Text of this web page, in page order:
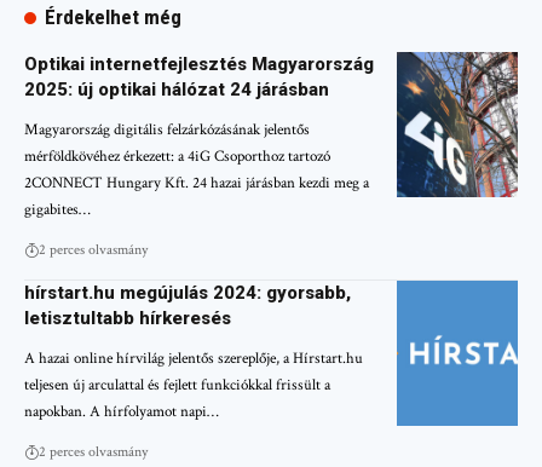
Érdekelhet még
Optikai internetfejlesztés Magyarország
2025: új optikai hálózat 24 járásban
Magyarország digitális felzárkózásának jelentős
mérföldkövéhez érkezett: a 4iG Csoporthoz tartozó
2CONNECT Hungary Kft. 24 hazai járásban kezdi meg a
gigabites…
2 perces olvasmány
hírstart.hu megújulás 2024: gyorsabb,
letisztultabb hírkeresés
A hazai online hírvilág jelentős szereplője, a Hírstart.hu
teljesen új arculattal és fejlett funkciókkal frissült a
napokban. A hírfolyamot napi…
2 perces olvasmány